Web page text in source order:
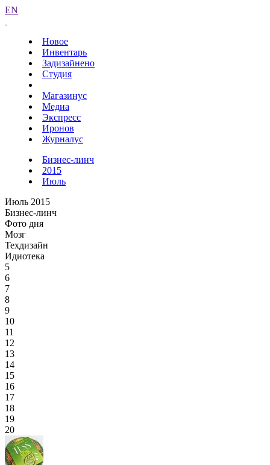
EN
Новое
Инвентарь
Задизайнено
Студия
Магазинус
Медиа
Экспресс
Иронов
Журналус
Бизнес-линч
2015
Июль
Июль 2015
Бизнес-линч
Фото дня
Мозг
Техдизайн
Идиотека
5
6
7
8
9
10
11
12
13
14
15
16
17
18
19
20